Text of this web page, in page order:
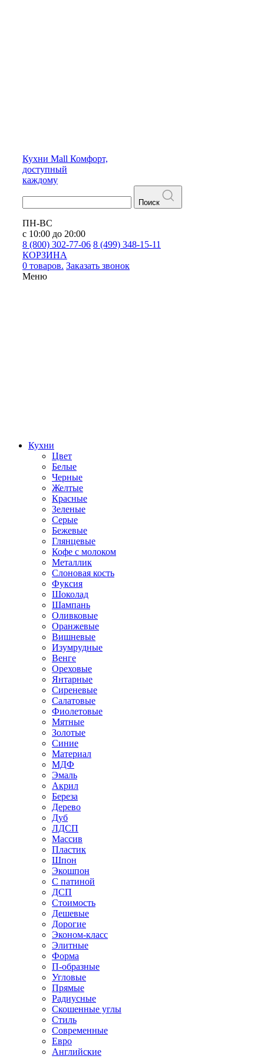
Кухни Mall Комфорт,
доступный
каждому
Поиск
ПН-ВС
с 10:00 до 20:00
8 (800) 302-77-06 8 (499) 348-15-11
КОРЗИНА
0 товаров. Заказать звонок
Меню
Кухни
Цвет
Белые
Черные
Желтые
Красные
Зеленые
Серые
Бежевые
Глянцевые
Кофе с молоком
Металлик
Слоновая кость
Фуксия
Шоколад
Шампань
Оливковые
Оранжевые
Вишневые
Изумрудные
Венге
Ореховые
Янтарные
Сиреневые
Салатовые
Фиолетовые
Мятные
Золотые
Синие
Материал
МДФ
Эмаль
Акрил
Береза
Дерево
Дуб
ЛДСП
Массив
Пластик
Шпон
Экошпон
С патиной
ДСП
Стоимость
Дешевые
Дорогие
Эконом-класс
Элитные
Форма
П-образные
Угловые
Прямые
Радиусные
Скошенные углы
Стиль
Современные
Евро
Английские